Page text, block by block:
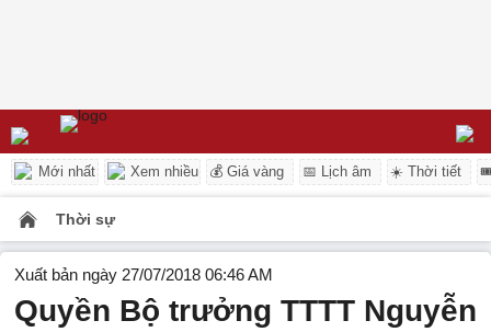
Mới nhất Xem nhiều 💰 Giá vàng 📅 Lịch âm ☀️ Thời tiết
Thời sự
Xuất bản ngày 27/07/2018 06:46 AM
Quyền Bộ trưởng TTTT Nguyễn